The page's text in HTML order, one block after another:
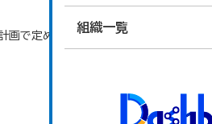
組織一覧
画で定めた、主要観光施設を掲